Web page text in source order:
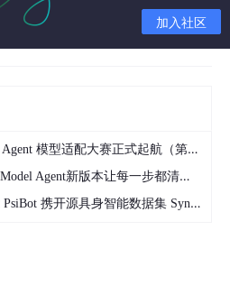
加入社区
模型适配大赛正式起航（第二季）
Agent新版本让每一步都清晰可见
开源具身智能数据集 SynData 入驻 AtomGit